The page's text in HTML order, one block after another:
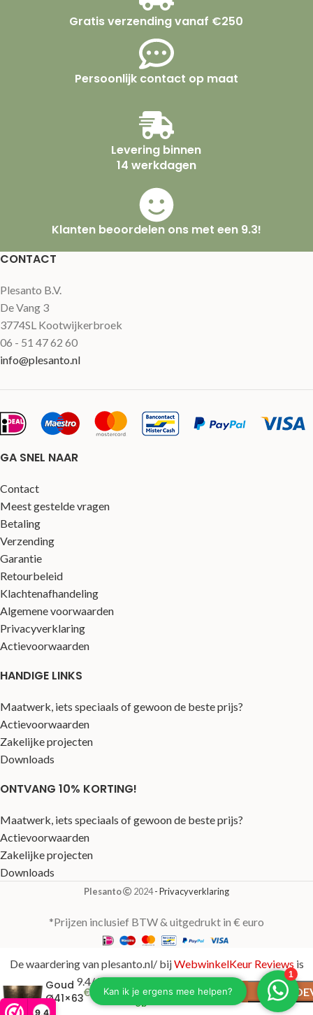
9,4
Gratis verzending vanaf €250
Persoonlijk contact op maat
Levering binnen
14 werkdagen
Klanten beoordelen ons met een 9.3!
CONTACT
Plesanto B.V.
De Vang 3
3774SL Kootwijkerbroek
06 - 51 47 62 60
info@plesanto.nl
GA SNEL NAAR
Contact
Meest gestelde vragen
Betaling
Verzending
Garantie
Retourbeleid
Klachtenafhandeling
Algemene voorwaarden
Privacyverklaring
Actievoorwaarden
HANDIGE LINKS
Maatwerk, iets speciaals of gewoon de beste prijs?
Actievoorwaarden
Zakelijke projecten
Downloads
ONTVANG 10% KORTING!
Maatwerk, iets speciaals of gewoon de beste prijs?
Actievoorwaarden
Zakelijke projecten
Downloads
Plesanto 2024- Privacyverklaring
*Prijzen inclusief BTW & uitgedrukt in € euro
Pure
Goud
Ø41×63
cm
€ 231,00
Slechts
2
resterend
op
De waardering van plesanto.nl/ bijWebwinkelKeur Reviews is
9.4/10 gebaseerd op 123 reviews.